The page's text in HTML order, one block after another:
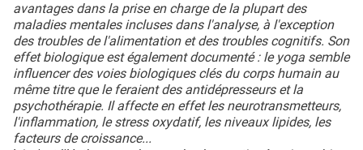
avantages dans la prise en charge de la plupart des
maladies mentales incluses dans l'analyse, à l'exception
des troubles de l'alimentation et des troubles cognitifs. Son
effet biologique est également documenté : le yoga semble
influencer des voies biologiques clés du corps humain au
même titre que le feraient des antidépresseurs et la
psychothérapie. Il affecte en effet les neurotransmetteurs,
l'inflammation, le stress oxydatif, les niveaux lipides, les
facteurs de croissance...